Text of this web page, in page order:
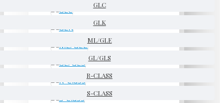
GLC
GLK
ML/GLE
GL/GLS
R-CLASS
S-CLASS